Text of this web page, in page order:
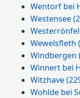
Wentorf bei
Westensee
Wewelsfleth
Windbergen
Winnert bei
Witzhave
Wohlde bei